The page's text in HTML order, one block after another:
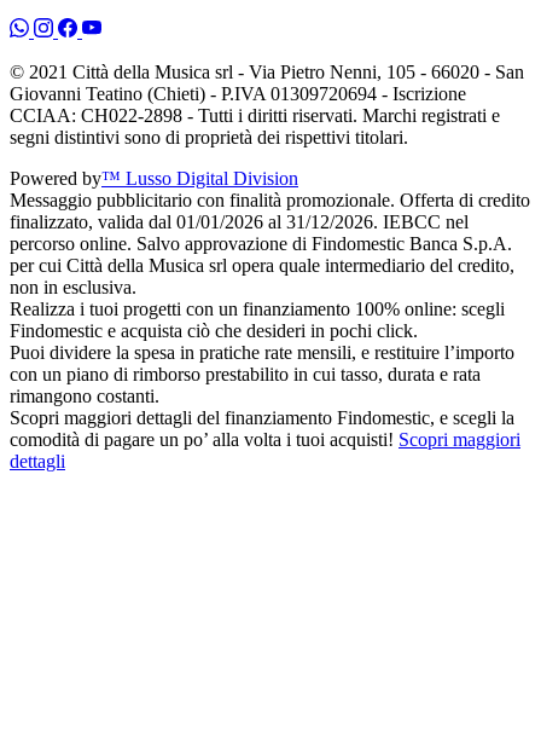
© 2021 Città della Musica srl - Via Pietro Nenni, 105 - 66020 - San
Giovanni Teatino (Chieti) - P.IVA 01309720694 - Iscrizione
CCIAA: CH022-2898 - Tutti i diritti riservati. Marchi registrati e
segni distintivi sono di proprietà dei rispettivi titolari.
Powered by™ Lusso Digital Division
Messaggio pubblicitario con finalità promozionale. Offerta di credito
finalizzato, valida dal 01/01/2026 al 31/12/2026. IEBCC nel
percorso online. Salvo approvazione di Findomestic Banca S.p.A.
per cui Città della Musica srl opera quale intermediario del credito,
non in esclusiva.
Realizza i tuoi progetti con un finanziamento 100% online: scegli
Findomestic e acquista ciò che desideri in pochi click.
Puoi dividere la spesa in pratiche rate mensili, e restituire l’importo
con un piano di rimborso prestabilito in cui tasso, durata e rata
rimangono costanti.
Scopri maggiori dettagli del finanziamento Findomestic, e scegli la
comodità di pagare un po’ alla volta i tuoi acquisti! Scopri maggiori
dettagli